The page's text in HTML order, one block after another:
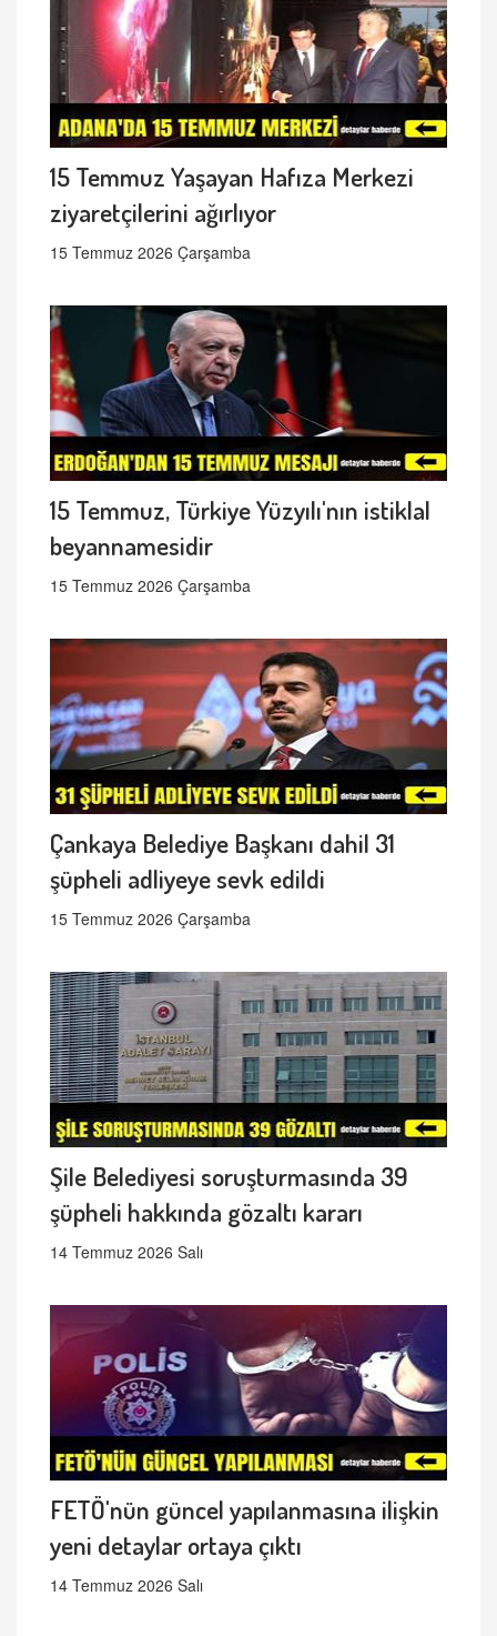
15 Temmuz Yaşayan Hafıza Merkezi
ziyaretçilerini ağırlıyor
15 Temmuz 2026 Çarşamba
15 Temmuz, Türkiye Yüzyılı'nın istiklal
beyannamesidir
15 Temmuz 2026 Çarşamba
Çankaya Belediye Başkanı dahil 31
şüpheli adliyeye sevk edildi
15 Temmuz 2026 Çarşamba
Şile Belediyesi soruşturmasında 39
şüpheli hakkında gözaltı kararı
14 Temmuz 2026 Salı
FETÖ'nün güncel yapılanmasına ilişkin
yeni detaylar ortaya çıktı
14 Temmuz 2026 Salı